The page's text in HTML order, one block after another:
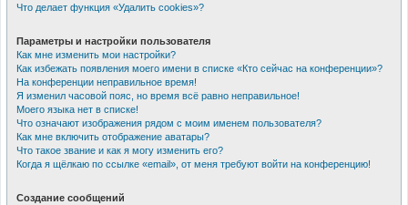
Что делает функция «Удалить cookies»?
Параметры и настройки пользователя
Как мне изменить мои настройки?
Как избежать появления моего имени в списке «Кто сейчас на конференции»?
На конференции неправильное время!
Я изменил часовой пояс, но время всё равно неправильное!
Моего языка нет в списке!
Что означают изображения рядом с моим именем пользователя?
Как мне включить отображение аватары?
Что такое звание и как я могу изменить его?
Когда я щёлкаю по ссылке «email», от меня требуют войти на конференцию!
Создание сообщений